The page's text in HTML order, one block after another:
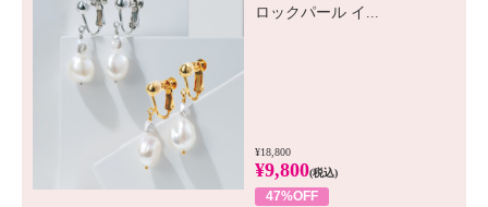
ロックパール イ...
¥18,800
¥9,800(税込)
47%OFF